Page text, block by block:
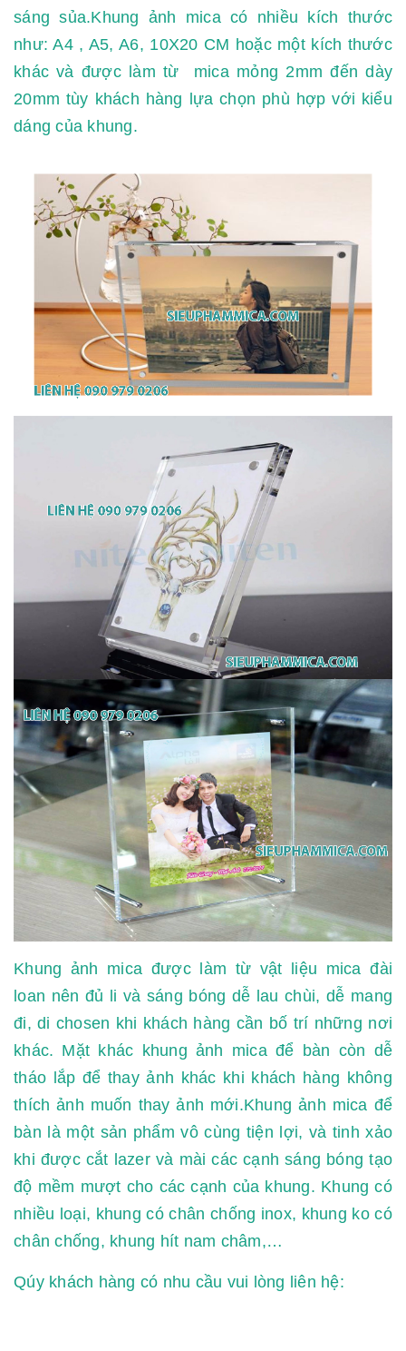
sáng sủa.Khung ảnh mica có nhiều kích thước
như: A4 , A5, A6, 10X20 CM hoặc một kích thước
khác và được làm từ mica mỏng 2mm đến dày
20mm tùy khách hàng lựa chọn phù hợp với kiểu
dáng của khung.
Khung ảnh mica được làm từ vật liệu mica đài
loan nên đủ li và sáng bóng dễ lau chùi, dễ mang
đi, di chosen khi khách hàng cần bố trí những nơi
khác. Mặt khác khung ảnh mica để bàn còn dễ
tháo lắp để thay ảnh khác khi khách hàng không
thích ảnh muốn thay ảnh mới.Khung ảnh mica để
bàn là một sản phẩm vô cùng tiện lợi, và tinh xảo
khi được cắt lazer và mài các cạnh sáng bóng tạo
độ mềm mượt cho các cạnh của khung. Khung có
nhiều loại, khung có chân chống inox, khung ko có
chân chống, khung hít nam châm,…
Qúy khách hàng có nhu cầu vui lòng liên hệ: